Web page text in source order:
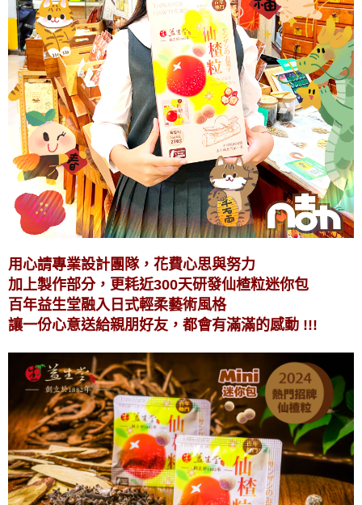
用心請專業設計團隊，花費心思與努力
加上製作部分，更耗近300天研發仙楂粒迷你包
百年益生堂融入日式輕柔藝術風格
讓一份心意送給親朋好友，都會有滿滿的感動 !!!